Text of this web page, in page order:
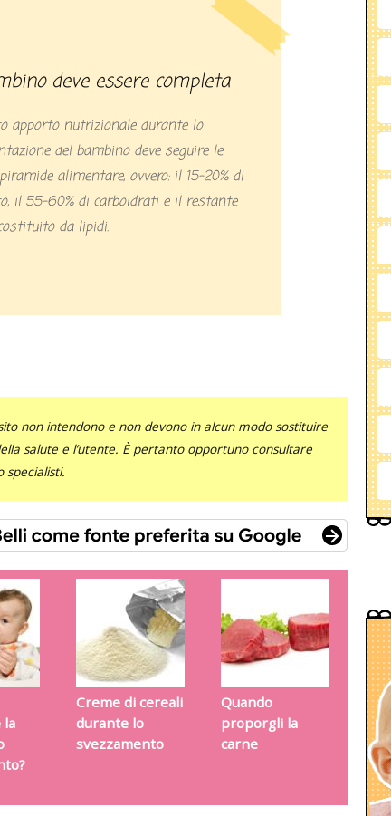
deve essere completa
apporto nutrizionale durante lo
del bambino deve seguire le
alimentare, ovvero: il 15-20% di
il 55-60% di carboidrati e il restante
da lipidi.
non intendono e non devono in alcun modo sostituire
salute e l’utente. È pertanto opportuno consultare
la
Creme di cereali
durante lo
svezzamento
Quando
proporgli la
carne